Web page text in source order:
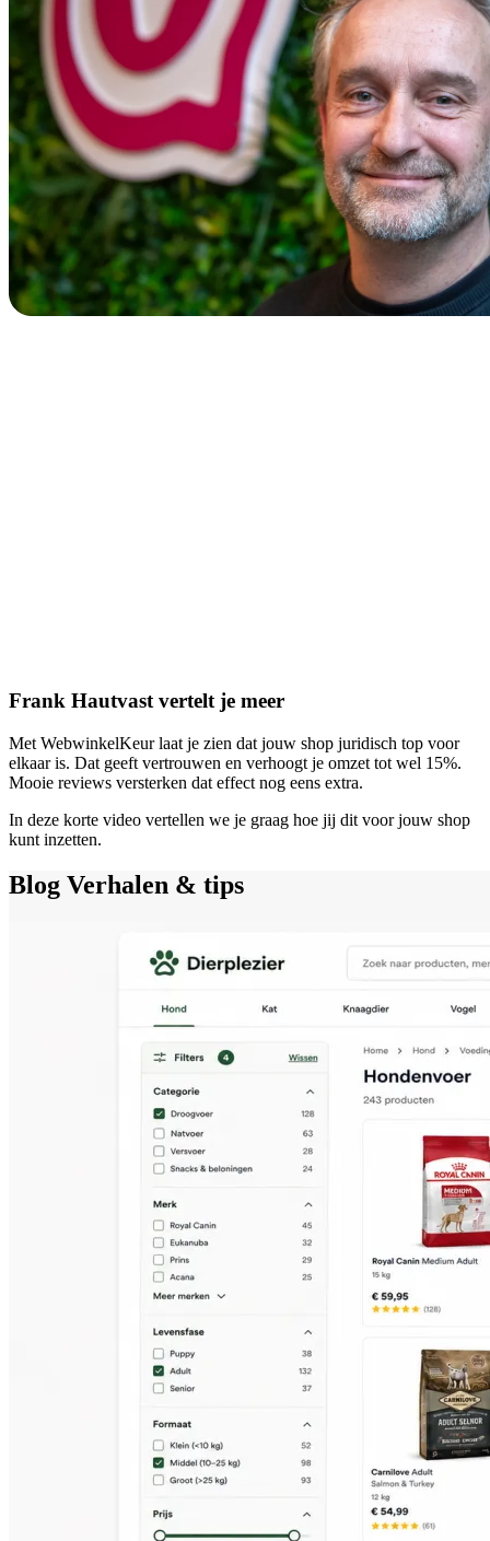
Frank Hautvast vertelt je meer
Met WebwinkelKeur laat je zien dat jouw shop juridisch top voor
elkaar is. Dat geeft vertrouwen en verhoogt je omzet tot wel 15%.
Mooie reviews versterken dat effect nog eens extra.
In deze korte video vertellen we je graag hoe jij dit voor jouw shop
kunt inzetten.
Blog Verhalen & tips